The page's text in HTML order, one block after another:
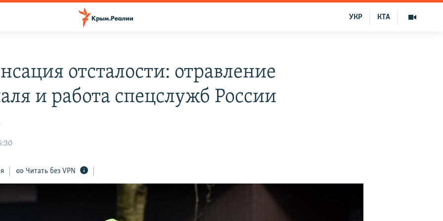
КТА
УКР
отсталости: отравление
и работа спецслужб России
Читать без VPN